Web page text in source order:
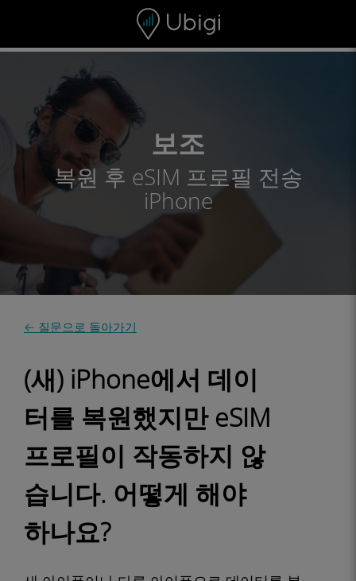
내비게이션 바 하단
보조
복원 후 eSIM 프로필 전송
iPhone
← 질문으로 돌아가기
(새) iPhone에서 데이
터를 복원했지만 eSIM
프로필이 작동하지 않
습니다. 어떻게 해야
하나요?